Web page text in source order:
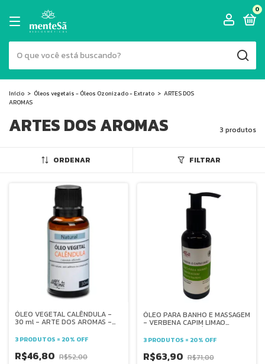
0
Início > Óleos vegetais - Óleos Ozonizado - Extrato > ARTES DOS
AROMAS
ARTES DOS AROMAS 3 produtos
ORDENAR FILTRAR
ÓLEO VEGETAL CALÊNDULA -
30 ml - ARTE DOS AROMAS -
CICATRIZANTE - REGENERADOR
- MASSAGENS - ANTIACNE
3 PRODUTOS = 20% OFF
R$46,80 R$52,00
ÓLEO PARA BANHO E MASSAGEM
- VERBENA CAPIM LIMAO
FRESCOR E EQUILÍBRIO -110ML
3 PRODUTOS = 20% OFF
R$63,90 R$71,00